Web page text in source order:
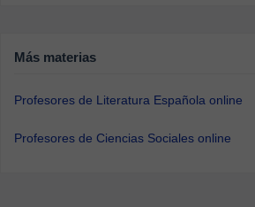
Más materias
Profesores de Literatura Española online
Profesores de Ciencias Sociales online